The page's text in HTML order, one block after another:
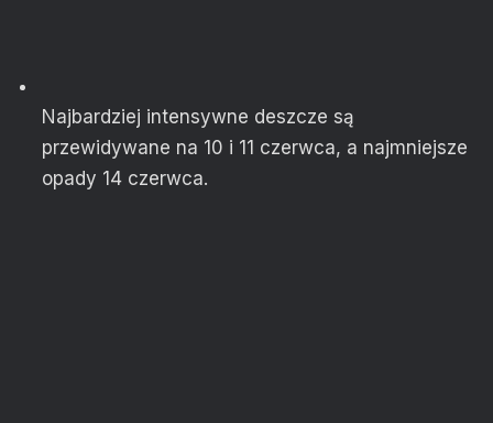
Najbardziej intensywne deszcze są
przewidywane na 10 i 11 czerwca, a najmniejsze
opady 14 czerwca.